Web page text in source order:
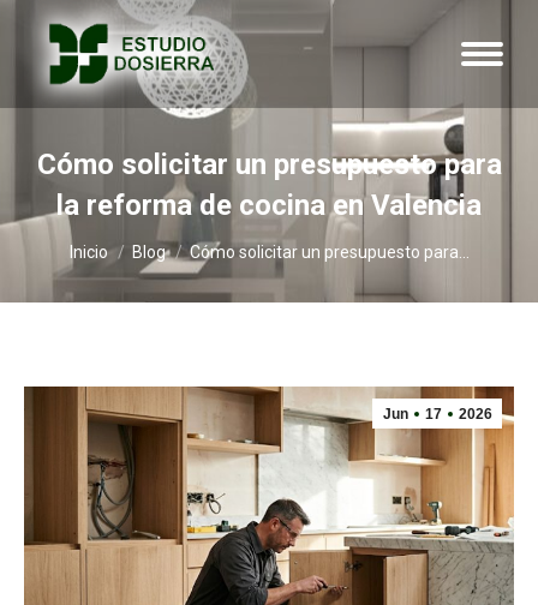
Cómo solicitar un presupuesto para
la reforma de cocina en Valencia
Estás aquí:
Inicio Blog Cómo solicitar un presupuesto para…
Jun 17 2026